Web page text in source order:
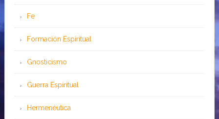
Fe
Formación Espiritual
Gnosticismo
Guerra Espiritual
Hermenéutica